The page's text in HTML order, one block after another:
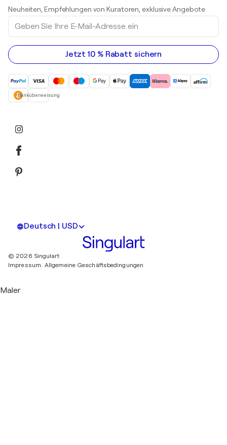
Acrylgemälde
Neuheiten, Empfehlungen von Kuratoren, exklusive Angebote
Geben
Sie
Ihre
E-
Mail-
Adresse
Jetzt 10 % Rabatt sichern
Banküberweisung
Deutsch | USD
© 2026 Singulart
Impressum. Allgemeine Geschäftsbedingungen
Maler